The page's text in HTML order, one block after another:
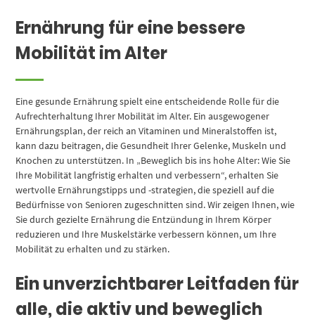
Ernährung für eine bessere
Mobilität im Alter
Eine gesunde Ernährung spielt eine entscheidende Rolle für die
Aufrechterhaltung Ihrer Mobilität im Alter. Ein ausgewogener
Ernährungsplan, der reich an Vitaminen und Mineralstoffen ist,
kann dazu beitragen, die Gesundheit Ihrer Gelenke, Muskeln und
Knochen zu unterstützen. In „Beweglich bis ins hohe Alter: Wie Sie
Ihre Mobilität langfristig erhalten und verbessern“, erhalten Sie
wertvolle Ernährungstipps und -strategien, die speziell auf die
Bedürfnisse von Senioren zugeschnitten sind. Wir zeigen Ihnen, wie
Sie durch gezielte Ernährung die Entzündung in Ihrem Körper
reduzieren und Ihre Muskelstärke verbessern können, um Ihre
Mobilität zu erhalten und zu stärken.
Ein unverzichtbarer Leitfaden für
alle, die aktiv und beweglich